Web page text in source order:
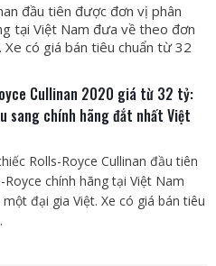
đầu tiên được đơn vị phân
tại Việt Nam đưa về theo đơn
có giá bán tiêu chuẩn từ 32
Cullinan 2020 giá từ 32 tỷ:
sang chính hãng đắt nhất Việt
Rolls-Royce Cullinan đầu tiên
chính hãng tại Việt Nam
đại gia Việt. Xe có giá bán tiêu